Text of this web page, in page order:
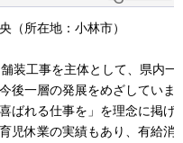
（所在地：小林市）
装工事を主体として、県内一
後一層の発展をめざしていま
ばれる仕事を」を理念に掲げ
児休業の実績もあり、有給消